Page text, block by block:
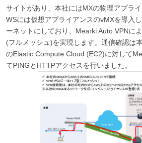
サイトがあり、本社にはMXの物理アプラ
WSには仮想アプライアンスのvMXを導入
ーネットにしており、Mearki Auto VPNに
(フルメッシュ)を実現します。通信確認は
のElastic Compute Cloud (EC2)に対して
てPINGとHTTPアクセスを行いました。